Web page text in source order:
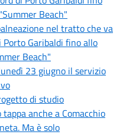
Beach"
nel tratto che va
Garibaldi fino allo
Beach"
23 giugno il servizio
di studio
anche a Comacchio
Ma è solo